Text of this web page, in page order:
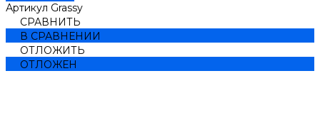
Артикул Grassy
СРАВНИТЬ
В СРАВНЕНИИ
ОТЛОЖИТЬ
ОТЛОЖЕН